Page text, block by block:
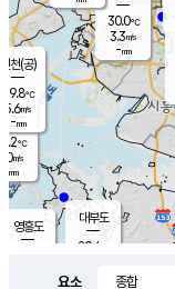
의도
℃
m/s
mm
영흥도
대부도
29.4
30.0℃
3.3m/s
-mm
인천(공)
29.8℃
5.6m/s
-mm
요소